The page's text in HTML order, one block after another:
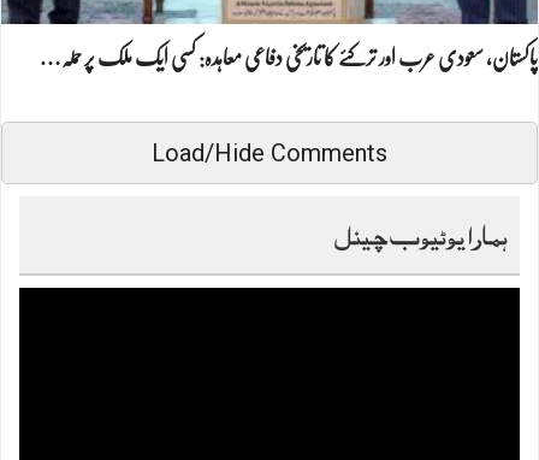
پاکستان، سعودی عرب اور ترکئے کا تاریخی دفاعی معاہدہ: کسی ایک ملک پر حملہ…
Load/Hide Comments
ہمارا یوٹیوب چینل